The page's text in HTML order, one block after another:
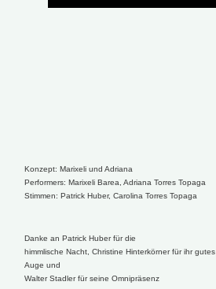
Konzept: Marixeli und Adriana
Performers: Marixeli Barea, Adriana Torres Topaga
Stimmen: Patrick Huber, Carolina Torres Topaga
Danke an Patrick Huber für die
himmlische Nacht, Christine Hinterkörner für ihr gutes
Auge und
Walter Stadler für seine Omnipräsenz